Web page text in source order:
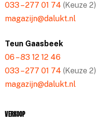
033 – 277 01 74 (Keuze 2)
magazijn@dalukt.nl
Teun Gaasbeek
06 – 83 12 12 46
033 – 277 01 74 (Keuze 2)
magazijn@dalukt.nl
Verkoop